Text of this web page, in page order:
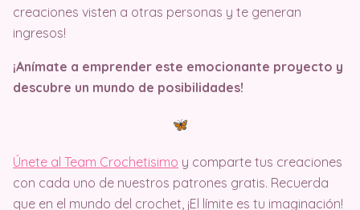
creaciones visten a otras personas y te generan
ingresos!
¡Anímate a emprender este emocionante proyecto y
descubre un mundo de posibilidades!
Únete al Team Crochetisimo y comparte tus creaciones
con cada uno de nuestros patrones gratis. Recuerda
que en el mundo del crochet, ¡El límite es tu imaginación!